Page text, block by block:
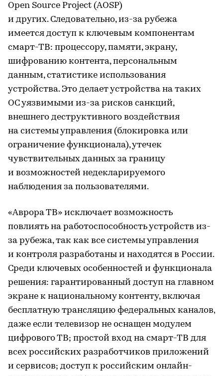
Open Source Project (AOSP)
и других. Следовательно, из-за рубежа
имеется доступ к ключевым компонентам
смарт-ТВ: процессору, памяти, экрану,
шифрованию контента, персональным
данным, статистике использования
устройства. Это делает устройства на таких
ОС уязвимыми из-за рисков санкций,
внешнего деструктивного воздействия
на системы управления (блокировка или
ограничение функционала), утечек
чувствительных данных за границу
и возможностей недекларируемого
наблюдения за пользователями.
«Аврора ТВ» исключает возможность
повлиять на работоспособность устройств из-
за рубежа, так как все системы управления
и контроля разработаны и находятся в России.
Среди ключевых особенностей и функционала
решения: гарантированный доступ на главном
экране к национальному контенту, включая
бесплатную трансляцию федеральных каналов,
даже если телевизор не оснащен модулем
цифрового ТВ; простой вход на смарт-ТВ для
всех российских разработчиков приложений
и сервисов; доступ к российским онлайн-